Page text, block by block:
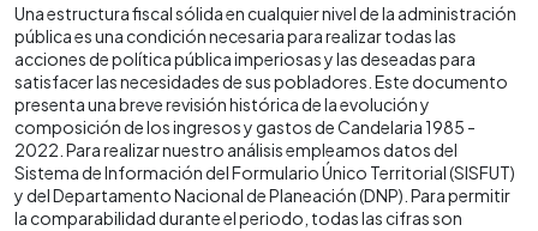
Una estructura fiscal sólida en cualquier nivel de la administración
pública es una condición necesaria para realizar todas las
acciones de política pública imperiosas y las deseadas para
satisfacer las necesidades de sus pobladores. Este documento
presenta una breve revisión histórica de la evolución y
composición de los ingresos y gastos de Candelaria 1985 -
2022. Para realizar nuestro análisis empleamos datos del
Sistema de Información del Formulario Único Territorial (SISFUT)
y del Departamento Nacional de Planeación (DNP). Para permitir
la comparabilidad durante el periodo, todas las cifras son